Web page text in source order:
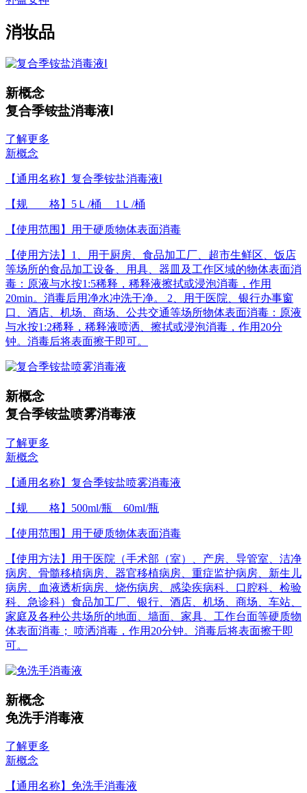
消妆品
新概念
复合季铵盐消毒液Ⅰ
了解更多
新概念
【通用名称】复合季铵盐消毒液Ⅰ
【规 格】5Ｌ/桶 1Ｌ/桶
【使用范围】用于硬质物体表面消毒
【使用方法】1、用于厨房、食品加工厂、超市生鲜区、饭店
等场所的食品加工设备、用具、器皿及工作区域的物体表面消
毒：原液与水按1:5稀释，稀释液擦拭或浸泡消毒，作用
20min。消毒后用净水冲洗干净。 2、用于医院、银行办事窗
口、酒店、机场、商场、公共交通等场所物体表面消毒：原液
与水按1:2稀释，稀释液喷洒、擦拭或浸泡消毒，作用20分
钟。消毒后将表面擦干即可。
新概念
复合季铵盐喷雾消毒液
了解更多
新概念
【通用名称】复合季铵盐喷雾消毒液
【规 格】500ml/瓶 60ml/瓶
【使用范围】用于硬质物体表面消毒
【使用方法】用于医院（手术部（室）、产房、导管室、洁净
病房、骨髓移植病房、器官移植病房、重症监护病房、新生儿
病房、血液透析病房、烧伤病房、感染疾病科、口腔科、检验
科、急诊科）食品加工厂、银行、酒店、机场、商场、车站、
家庭及各种公共场所的地面、墙面、家具、工作台面等硬质物
体表面消毒； 喷洒消毒，作用20分钟。消毒后将表面擦干即
可。
新概念
免洗手消毒液
了解更多
新概念
【通用名称】免洗手消毒液